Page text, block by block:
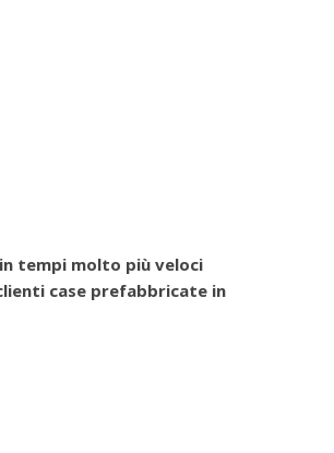
tempi molto più veloci
case prefabbricate in